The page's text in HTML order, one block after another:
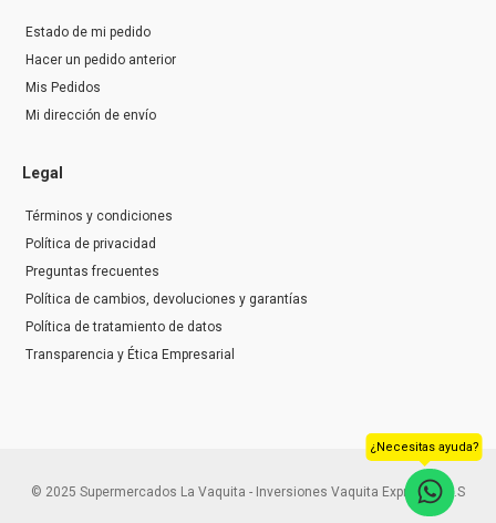
Estado de mi pedido
Hacer un pedido anterior
Mis Pedidos
Mi dirección de envío
Legal
Términos y condiciones
Política de privacidad
Preguntas frecuentes
Política de cambios, devoluciones y garantías
Política de tratamiento de datos
Transparencia y Ética Empresarial
© 2025 Supermercados La Vaquita - Inversiones Vaquita Express S.A.S
¿Necesitas ayuda?